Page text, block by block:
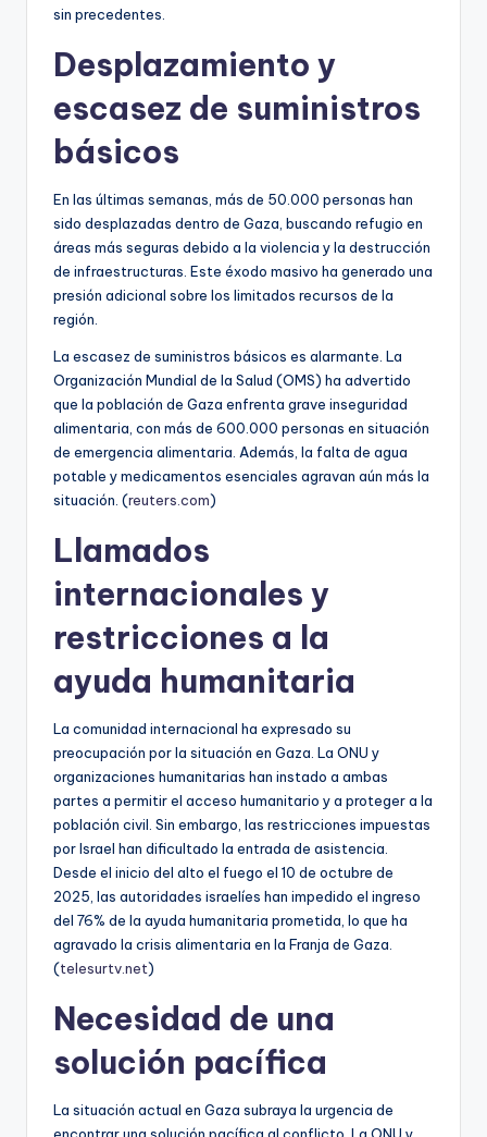
sin precedentes.
Desplazamiento y
escasez de suministros
básicos
En las últimas semanas, más de 50.000 personas han
sido desplazadas dentro de Gaza, buscando refugio en
áreas más seguras debido a la violencia y la destrucción
de infraestructuras. Este éxodo masivo ha generado una
presión adicional sobre los limitados recursos de la
región.
La escasez de suministros básicos es alarmante. La
Organización Mundial de la Salud (OMS) ha advertido
que la población de Gaza enfrenta grave inseguridad
alimentaria, con más de 600.000 personas en situación
de emergencia alimentaria. Además, la falta de agua
potable y medicamentos esenciales agravan aún más la
situación. (reuters.com)
Llamados
internacionales y
restricciones a la
ayuda humanitaria
La comunidad internacional ha expresado su
preocupación por la situación en Gaza. La ONU y
organizaciones humanitarias han instado a ambas
partes a permitir el acceso humanitario y a proteger a la
población civil. Sin embargo, las restricciones impuestas
por Israel han dificultado la entrada de asistencia.
Desde el inicio del alto el fuego el 10 de octubre de
2025, las autoridades israelíes han impedido el ingreso
del 76% de la ayuda humanitaria prometida, lo que ha
agravado la crisis alimentaria en la Franja de Gaza.
(telesurtv.net)
Necesidad de una
solución pacífica
La situación actual en Gaza subraya la urgencia de